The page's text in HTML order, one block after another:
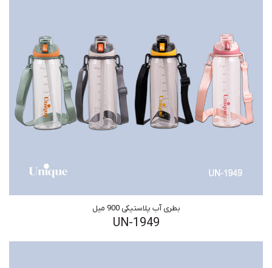
بطری آب پلاستیکی 900 میل
UN-1949